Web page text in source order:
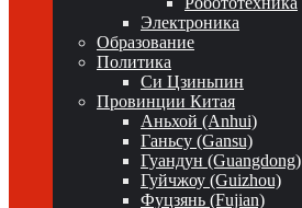
Электроника
Образование
Политика
Си Цзиньпин
Провинции Китая
Аньхой (Anhui)
Ганьсу (Gansu)
Гуандун (Guangdong)
Гуйчжоу (Guizhou)
Фуцзянь (Fujian)